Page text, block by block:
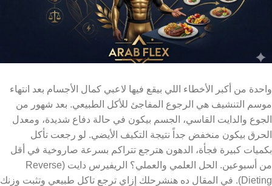
واحدة من أكبر الأخطاء اللي بيقع فيها لاعبي كمال الأجسام بعد انتهاء
موسم التنشيف هي الرجوع المفاجئ للأكل الطبيعي. بعد شهور من
الجوع والدايت القاسي، الجسم بيكون في حالة دفاع شديدة، ومعدل
الحرق بيكون منخفض جداً نتيجة التكيف الأيضي. لو رجعت تأكل
بكميات كبيرة فجأة، الدهون هترجع تتراكم بسرعة صاروخية في أقل
من أسبوعين. الحل العلمي والعملي؟ الريفيرس دايت (Reverse
Dieting). في المقال ده هنشرحلك إزاي ترجع تاكل طبيعي وتثبت وزنك